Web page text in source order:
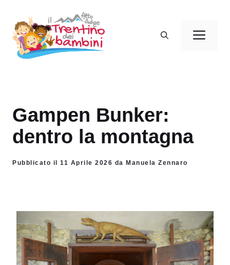
contenuto
Gampen Bunker:
dentro la montagna
Pubblicato il 11 Aprile 2026 da Manuela Zennaro